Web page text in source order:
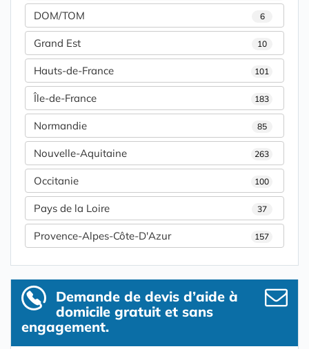
DOM/TOM 6
Grand Est 10
Hauts-de-France 101
Île-de-France 183
Normandie 85
Nouvelle-Aquitaine 263
Occitanie 100
Pays de la Loire 37
Provence-Alpes-Côte-D'Azur 157
Demande de devis d’aide à
domicile gratuit et sans
engagement.